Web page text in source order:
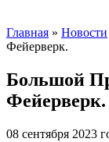
Главная » Новости
Фейерверк.
Большой
Фейерверк.
08 сентября 2023